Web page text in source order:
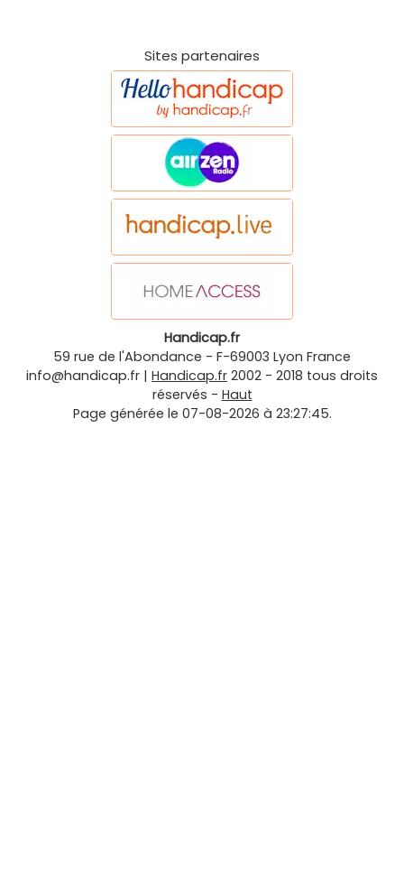
Sites partenaires
Handicap.fr
59 rue de l'Abondance - F-69003 Lyon France
info@handicap.fr | Handicap.fr 2002 - 2018 tous droits
réservés - Haut
Page générée le 07-08-2026 à 23:27:45.